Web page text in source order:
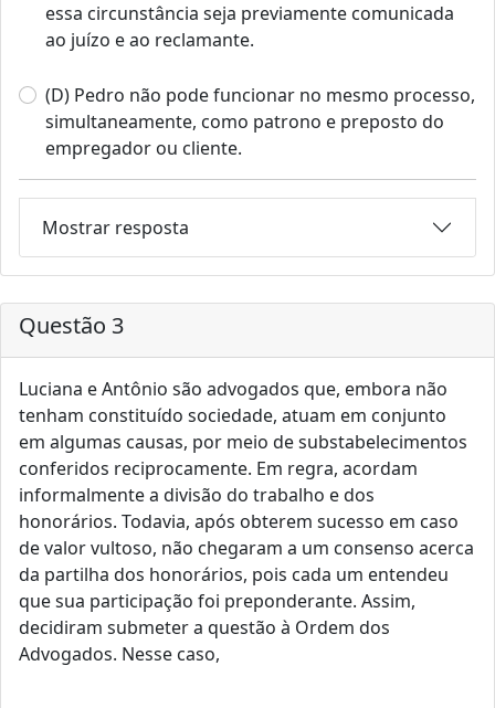
essa circunstância seja previamente comunicada
ao juízo e ao reclamante.
(D) Pedro não pode funcionar no mesmo processo,
simultaneamente, como patrono e preposto do
empregador ou cliente.
Mostrar resposta
Questão 3
Luciana e Antônio são advogados que, embora não
tenham constituído sociedade, atuam em conjunto
em algumas causas, por meio de substabelecimentos
conferidos reciprocamente. Em regra, acordam
informalmente a divisão do trabalho e dos
honorários. Todavia, após obterem sucesso em caso
de valor vultoso, não chegaram a um consenso acerca
da partilha dos honorários, pois cada um entendeu
que sua participação foi preponderante. Assim,
decidiram submeter a questão à Ordem dos
Advogados. Nesse caso,